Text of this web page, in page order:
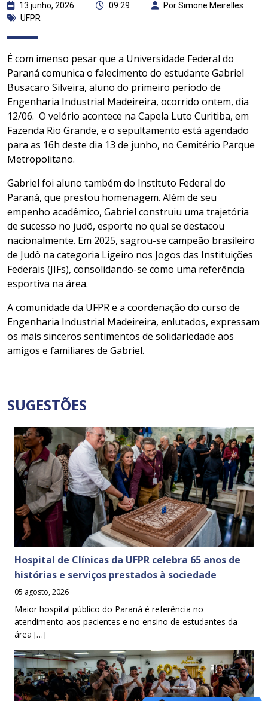
13 junho, 2026 09:29
Por Simone Meirelles
UFPR
É com imenso pesar que a Universidade Federal do
Paraná comunica o falecimento do estudante Gabriel
Busacaro Silveira, aluno do primeiro período de
Engenharia Industrial Madeireira, ocorrido ontem, dia
12/06. O velório acontece na Capela Luto Curitiba, em
Fazenda Rio Grande, e o sepultamento está agendado
para as 16h deste dia 13 de junho, no Cemitério Parque
Metropolitano.
Gabriel foi aluno também do Instituto Federal do
Paraná, que prestou homenagem. Além de seu
empenho acadêmico, Gabriel construiu uma trajetória
de sucesso no judô, esporte no qual se destacou
nacionalmente. Em 2025, sagrou-se campeão brasileiro
de Judô na categoria Ligeiro nos Jogos das Instituições
Federais (JIFs), consolidando-se como uma referência
esportiva na área.
A comunidade da UFPR e a coordenação do curso de
Engenharia Industrial Madeireira, enlutados, expressam
os mais sinceros sentimentos de solidariedade aos
amigos e familiares de Gabriel.
SUGESTÕES
Hospital de Clínicas da UFPR celebra 65 anos de
histórias e serviços prestados à sociedade
05 agosto, 2026
Maior hospital público do Paraná é referência no
atendimento aos pacientes e no ensino de estudantes da
área […]